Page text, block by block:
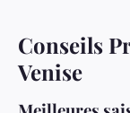
Conseils
Venise